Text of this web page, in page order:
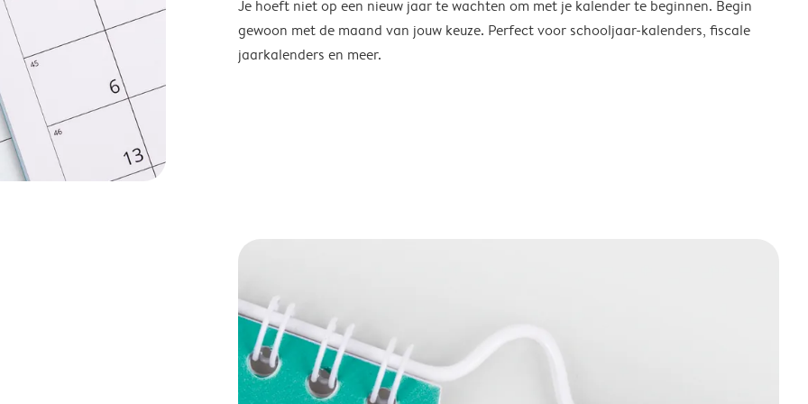
Je hoeft niet op een nieuw jaar te wachten om met je kalender te beginnen. Begin
gewoon met de maand van jouw keuze. Perfect voor schooljaar-kalenders, fiscale
jaarkalenders en meer.